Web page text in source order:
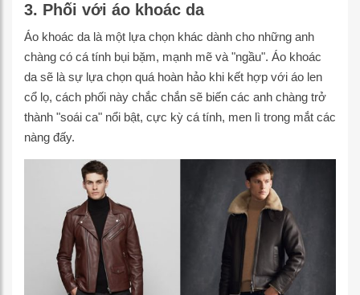
3. Phối với áo khoác da
Áo khoác da là một lựa chọn khác dành cho những anh
chàng có cá tính bụi bặm, mạnh mẽ và "ngầu". Áo khoác
da sẽ là sự lựa chọn quá hoàn hảo khi kết hợp với áo len
cổ lọ, cách phối này chắc chắn sẽ biến các anh chàng trở
thành "soái ca" nổi bật, cực kỳ cá tính, men lì trong mắt các
nàng đấy.